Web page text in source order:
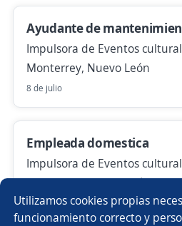
Utilizamos cookies propias
funcionamiento correcto y
Ayudante de
Impulsora de Eventos
Monterrey, Nuevo León
8 de julio
Empleada domestica
Impulsora de Eventos
San Pedro Garza García,
8 de julio